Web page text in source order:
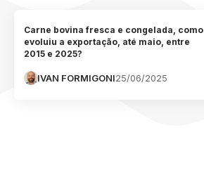
Carne bovina fresca e congelada, como
evoluiu a exportação, até maio, entre
2015 e 2025?
IVAN FORMIGONI25/06/2025